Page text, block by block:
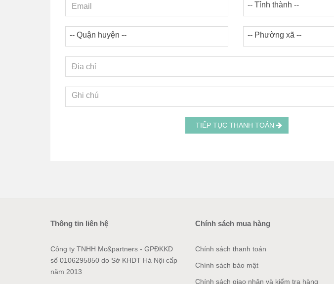
-- Tỉnh thành --
-- Quận huyện -- -- Phường xã --
TIẾP TỤC THANH TOÁN
Thông tin liên hệ
Công ty TNHH Mc&partners - GPĐKKD
số 0106295850 do Sở KHDT Hà Nội cấp
năm 2013
Chính sách mua hàng
Chính sách thanh toán
Chính sách bảo mật
Chính sách giao nhận và kiểm tra hàng